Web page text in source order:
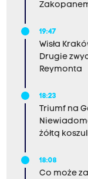
19:47
Wisła
Drugie
Reymonta
18:23
Triumf na
żółtą
18:08
Co może